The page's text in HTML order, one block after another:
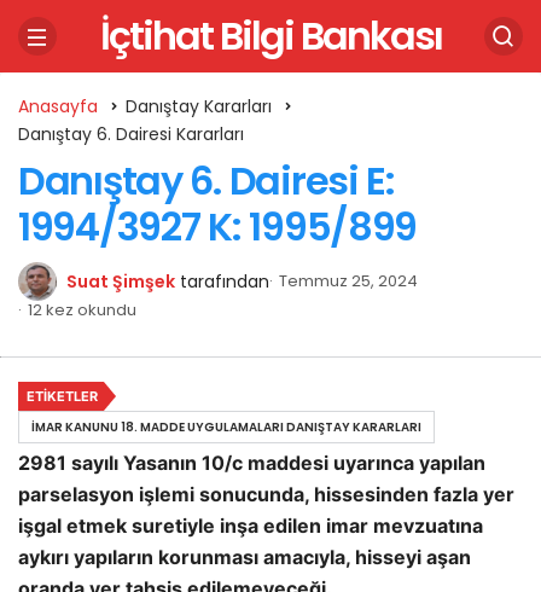
İçtihat Bilgi Bankası
Anasayfa
Danıştay Kararları
Danıştay 6. Dairesi Kararları
Danıştay 6. Dairesi E:
1994/3927 K: 1995/899
Suat Şimşek tarafından Temmuz 25, 2024
12 kez okundu
2981 sayılı Yasanın 10/c maddesi uyarınca yapılan
parselasyon işlemi sonucunda, hissesinden fazla yer
işgal etmek suretiyle inşa edilen imar mevzuatına
aykırı yapıların korunması amacıyla, hisseyi aşan
ETIKETLER
İMAR KANUNU 18. MADDE UYGULAMALARI DANIŞTAY KARARLARI